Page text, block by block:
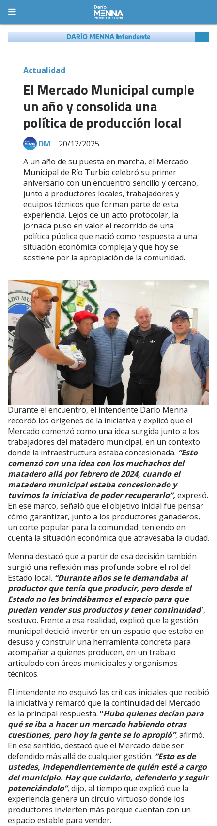
El Mercado Municipal cumple
un año y consolida una
política de producción local
A un año de su puesta en marcha, el Mercado
Municipal de Río Turbio celebró su primer
aniversario con un encuentro sencillo y cercano,
junto a productores locales, trabajadores y
equipos técnicos que forman parte de esta
experiencia. Lejos de un acto protocolar, la
jornada puso en valor el recorrido de una
política pública que nació como respuesta a una
situación económica compleja y que hoy se
sostiene por la apropiación de la comunidad.
Actualidad
20/12/2025
DM
Durante el encuentro, el intendente Darío Menna
recordó los orígenes de la iniciativa y explicó que el
Mercado comenzó como una idea surgida junto a los
trabajadores del matadero municipal, en un contexto
donde la infraestructura estaba concesionada. “Esto
comenzó con una idea con los muchachos del
matadero allá por febrero de 2024, cuando el
matadero municipal estaba concesionado y
tuvimos la iniciativa de poder recuperarlo”, expresó.
En ese marco, señaló que el objetivo inicial fue pensar
cómo garantizar, junto a los productores ganaderos,
un corte popular para la comunidad, teniendo en
cuenta la situación económica que atravesaba la ciudad.
Menna destacó que a partir de esa decisión también
surgió una reflexión más profunda sobre el rol del
Estado local. “Durante años se le demandaba al
productor que tenía que producir, pero desde el
Estado no les brindábamos el espacio para que
puedan vender sus productos y tener continuidad”,
sostuvo. Frente a esa realidad, explicó que la gestión
municipal decidió invertir en un espacio que estaba en
desuso y construir una herramienta concreta para
acompañar a quienes producen, en un trabajo
articulado con áreas municipales y organismos
técnicos.
El intendente no esquivó las críticas iniciales que recibió
la iniciativa y remarcó que la continuidad del Mercado
es la principal respuesta. “Hubo quienes decían para
qué se iba a hacer un mercado habiendo otras
cuestiones, pero hoy la gente se lo apropió”, afirmó.
En ese sentido, destacó que el Mercado debe ser
defendido más allá de cualquier gestión. “Esto es de
ustedes, independientemente de quién esté a cargo
del municipio. Hay que cuidarlo, defenderlo y seguir
potenciándolo”, dijo, al tiempo que explicó que la
experiencia genera un círculo virtuoso donde los
productores invierten más porque cuentan con un
espacio estable para vender.